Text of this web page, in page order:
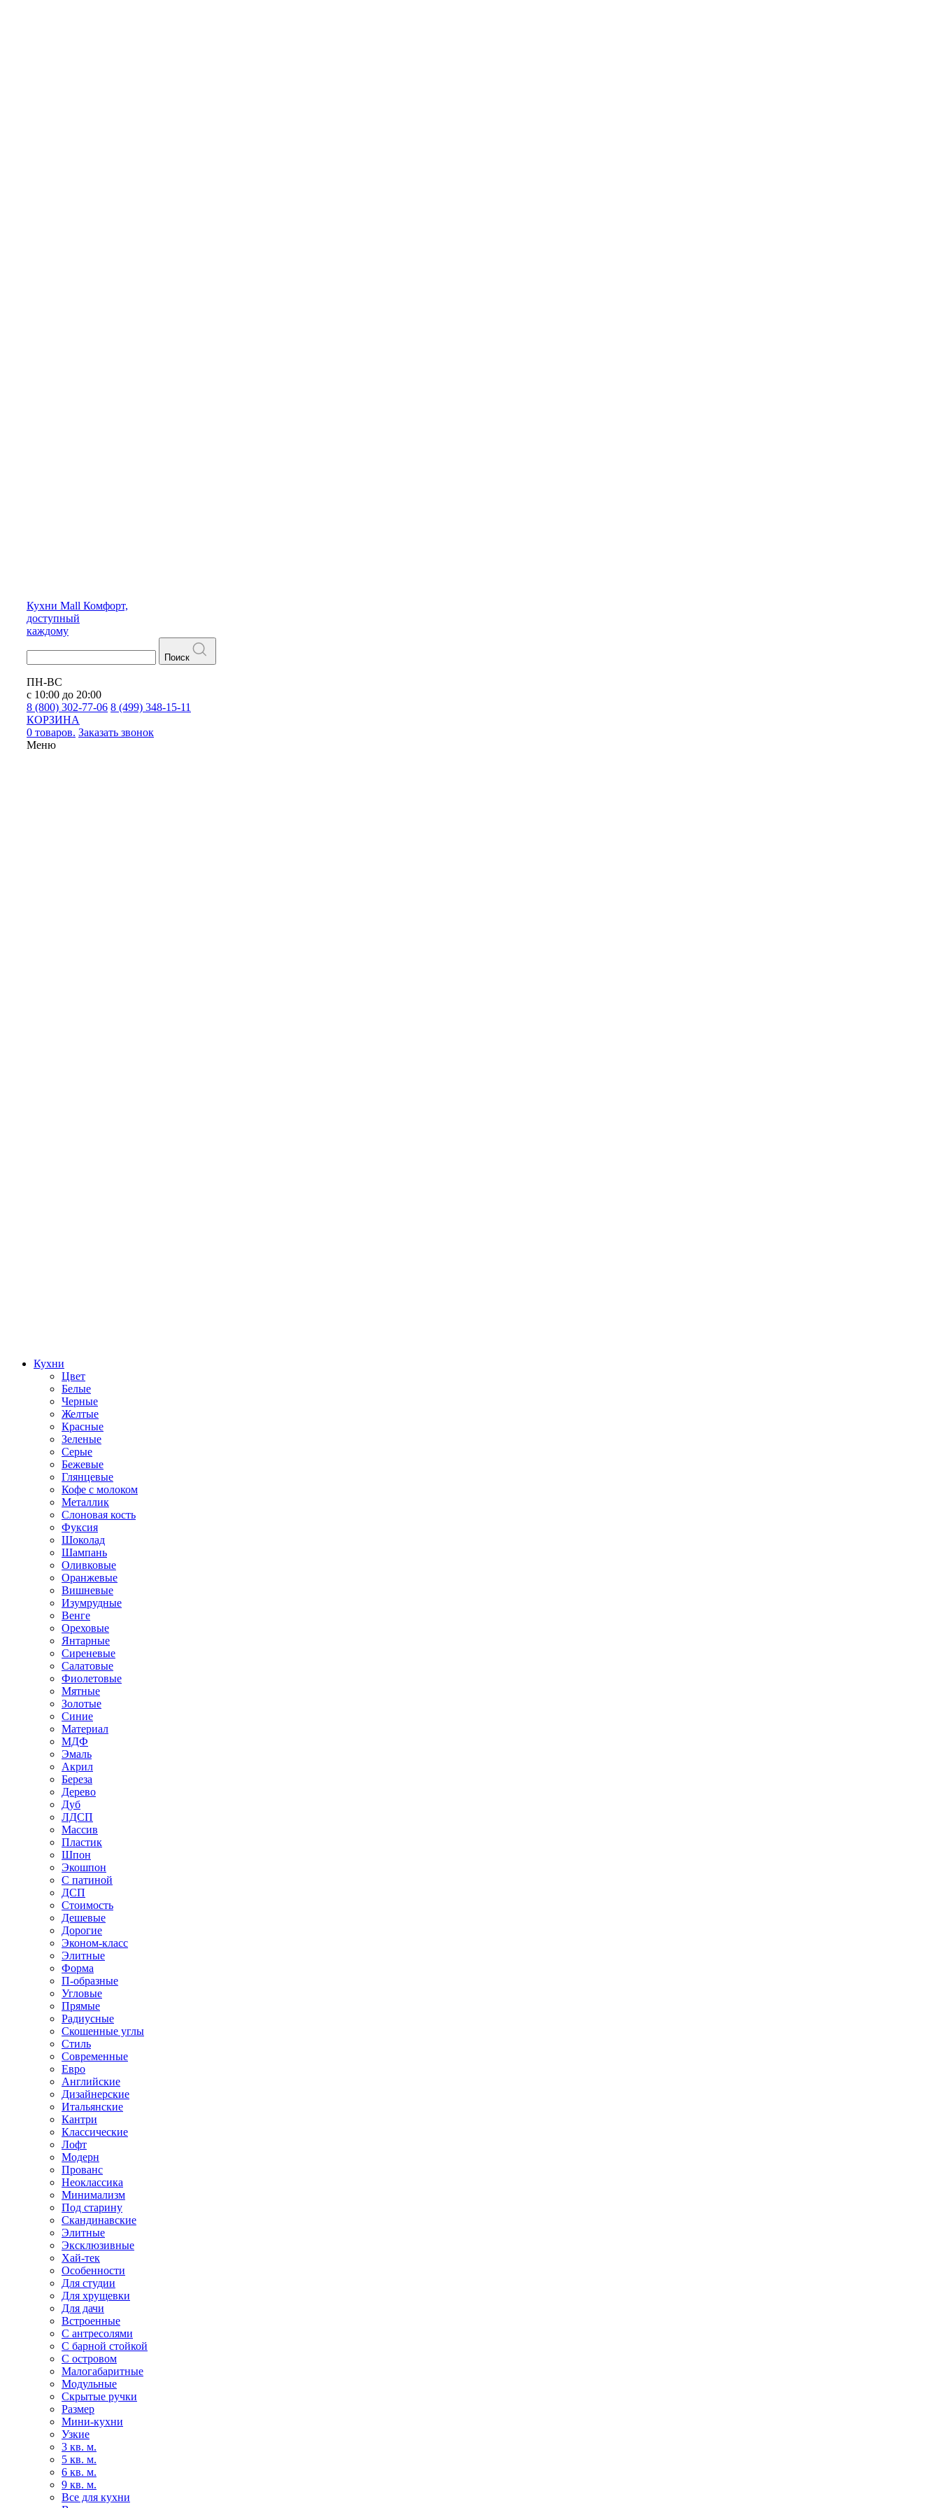
Кухни Mall Комфорт,
доступный
каждому
Поиск
ПН-ВС
с 10:00 до 20:00
8 (800) 302-77-06 8 (499) 348-15-11
КОРЗИНА
0 товаров. Заказать звонок
Меню
Кухни
Цвет
Белые
Черные
Желтые
Красные
Зеленые
Серые
Бежевые
Глянцевые
Кофе с молоком
Металлик
Слоновая кость
Фуксия
Шоколад
Шампань
Оливковые
Оранжевые
Вишневые
Изумрудные
Венге
Ореховые
Янтарные
Сиреневые
Салатовые
Фиолетовые
Мятные
Золотые
Синие
Материал
МДФ
Эмаль
Акрил
Береза
Дерево
Дуб
ЛДСП
Массив
Пластик
Шпон
Экошпон
С патиной
ДСП
Стоимость
Дешевые
Дорогие
Эконом-класс
Элитные
Форма
П-образные
Угловые
Прямые
Радиусные
Скошенные углы
Стиль
Современные
Евро
Английские
Дизайнерские
Итальянские
Кантри
Классические
Лофт
Модерн
Прованс
Неоклассика
Минимализм
Под старину
Скандинавские
Элитные
Эксклюзивные
Хай-тек
Особенности
Для студии
Для хрущевки
Для дачи
Встроенные
С антресолями
С барной стойкой
С островом
Малогабаритные
Модульные
Скрытые ручки
Размер
Мини-кухни
Узкие
3 кв. м.
5 кв. м.
6 кв. м.
9 кв. м.
Все для кухни